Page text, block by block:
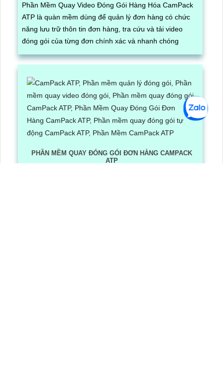
Phần Mềm Quay Video Đóng Gói Hàng Hóa CamPack
ATP là quàn mềm dùng để quản lý đơn hàng có chức
năng lưu trữ thôn tin đơn hàng, tra cứu và tải video
đóng gói của từng đơn chính xác và nhanh chóng
PHẦN MỀM QUAY ĐÓNG GÓI ĐƠN HÀNG CAMPACK
ATP